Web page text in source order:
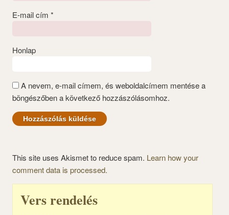
E-mail cím *
Honlap
A nevem, e-mail címem, és weboldalcímem mentése a
böngészőben a következő hozzászólásomhoz.
This site uses Akismet to reduce spam. Learn how your
comment data is processed.
Vers rendelés